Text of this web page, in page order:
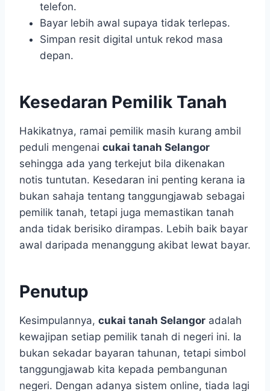
telefon.
Bayar lebih awal supaya tidak terlepas.
Simpan resit digital untuk rekod masa
depan.
Kesedaran Pemilik Tanah
Hakikatnya, ramai pemilik masih kurang ambil
peduli mengenai cukai tanah Selangor
sehingga ada yang terkejut bila dikenakan
notis tuntutan. Kesedaran ini penting kerana ia
bukan sahaja tentang tanggungjawab sebagai
pemilik tanah, tetapi juga memastikan tanah
anda tidak berisiko dirampas. Lebih baik bayar
awal daripada menanggung akibat lewat bayar.
Penutup
Kesimpulannya, cukai tanah Selangor adalah
kewajipan setiap pemilik tanah di negeri ini. Ia
bukan sekadar bayaran tahunan, tetapi simbol
tanggungjawab kita kepada pembangunan
negeri. Dengan adanya sistem online, tiada lagi